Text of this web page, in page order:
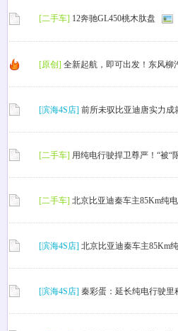
[二手车] 12奔驰GL450桃木肽盘
[原创] 全新起航，即可出发！东风柳
[滨海4S店] 前所未驭比亚迪唐实力成
[二手车] 用纯电行驶捍卫尊严！“被“
[二手车] 北京比亚迪秦车主85Km纯
[滨海4S店] 北京比亚迪秦车主85Km
[滨海4S店] 秦彩蛋：延长纯电行驶里